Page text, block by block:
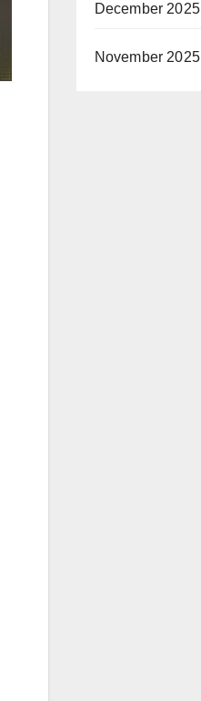
December 2025
November 2025